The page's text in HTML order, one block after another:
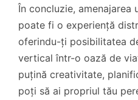
În concluzie, amenajarea
poate fi o experiență
oferindu-ți posibilitatea
vertical într-o oază de
puțină creativitate,
poți să ai propriul tău